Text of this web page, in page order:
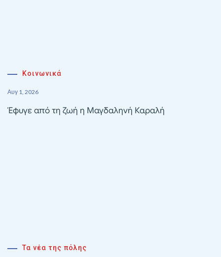
Κοινωνικά
Αυγ 1, 2026
Έφυγε από τη ζωή η Μαγδαληνή Καραλή
Τα νέα της πόλης